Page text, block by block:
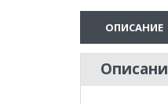
ОПИСАНИЕ